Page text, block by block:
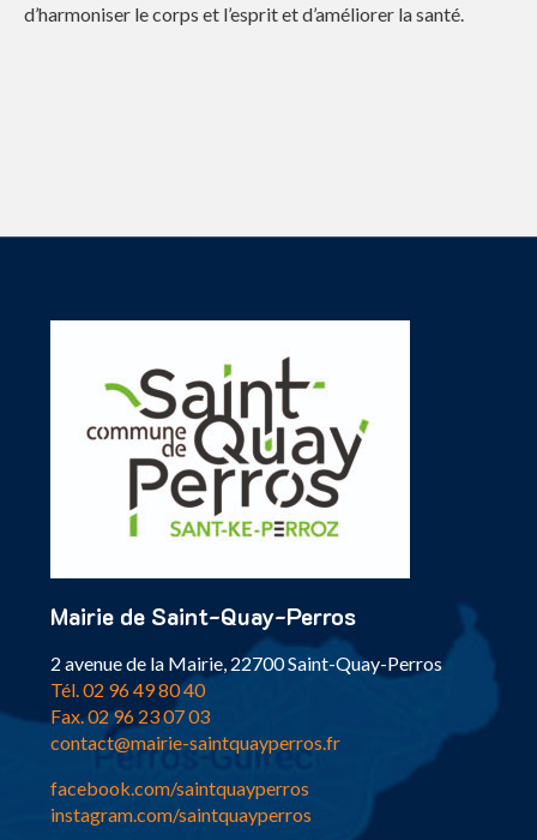
d’harmoniser le corps et l’esprit et d’améliorer la santé.
Mairie de Saint-Quay-Perros
2 avenue de la Mairie, 22700 Saint-Quay-Perros
Tél. 02 96 49 80 40
Fax. 02 96 23 07 03
contact@mairie-saintquayperros.fr
facebook.com/saintquayperros
instagram.com/saintquayperros